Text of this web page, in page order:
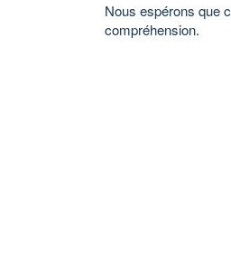
Nous espérons que
compréhension.